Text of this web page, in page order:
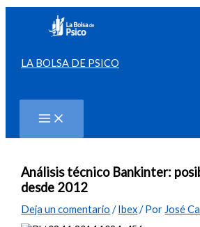
contenido
LA BOLSA DE PSICO
Análisis técnico Bankinter:
desde 2012
Deja un comentario /Ibex/ Por José